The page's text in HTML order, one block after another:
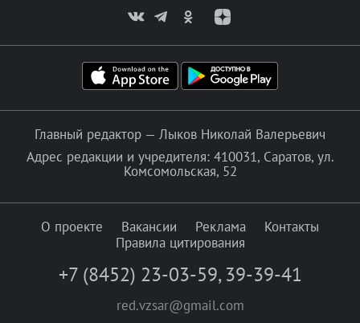
Главный редактор — Лыков Николай Валерьевич
Адрес редакции и учредителя: 410031, Саратов, ул.
Комсомольская, 52
О проекте Вакансии Реклама
Контакты
Правила цитирования
+7 (8452) 23-03-59, 39-39-41
red.vzsar@gmail.com